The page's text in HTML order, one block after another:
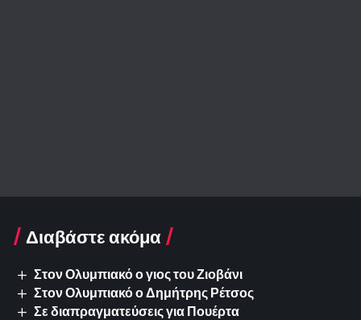
Διαβάστε ακόμα
Στον Ολυμπιακό ο γιος του Ζιοβάνι
Στον Ολυμπιακό ο Δημήτρης Ρέτσος
Σε διαπραγματεύσεις για Πουέρτα